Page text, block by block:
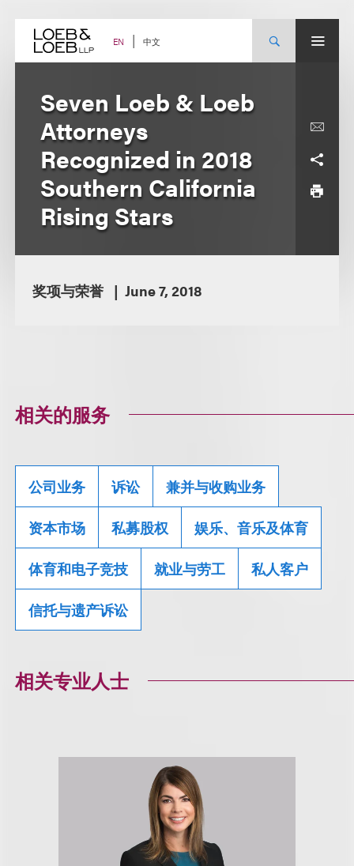
content EN 中文
Seven Loeb & Loeb
Attorneys
Recognized in 2018
Southern California
Rising Stars
奖项与荣誉 June 7, 2018
相关的服务
公司业务 诉讼 兼并与收购业务
资本市场 私募股权 娱乐、音乐及体育
体育和电子竞技 就业与劳工 私人客户
信托与遗产诉讼
相关专业人士